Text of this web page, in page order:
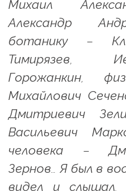
Михаил
Александр
ботанику –
Тимирязев,
Горожанкин,
Михайлович
Дмитриевич
Васильевич
человека –
Зернов… Я был в
видел и слышал.